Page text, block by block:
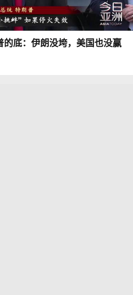
底：伊朗没垮，美国也没赢